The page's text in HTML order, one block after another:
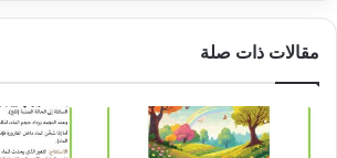
مقالات ذات صلة